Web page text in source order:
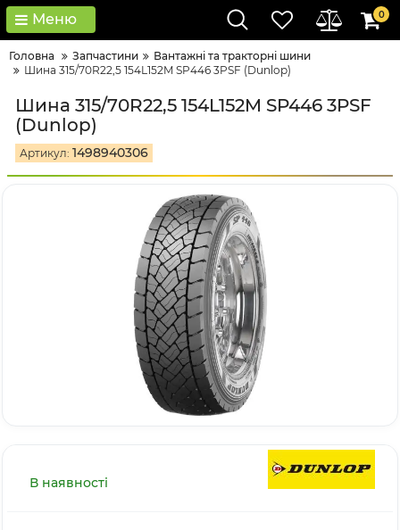
Меню 0
Головна Запчастини
Вантажні та тракторні шини
Шина 315/70R22,5 154L152M SP446 3PSF (Dunlop)
Шина 315/70R22,5 154L152M SP446 3PSF
(Dunlop)
Артикул: 1498940306
В наявності